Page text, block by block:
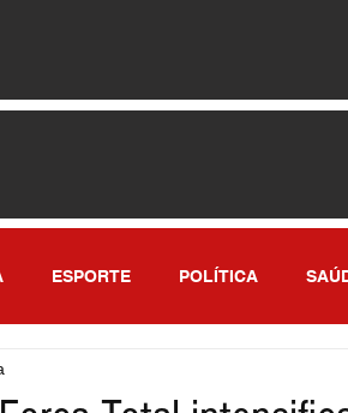
ESPORTE POLÍTICA